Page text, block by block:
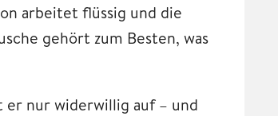
arbeitet flüssig und die
gehört zum Besten, was
er nur widerwillig auf – und